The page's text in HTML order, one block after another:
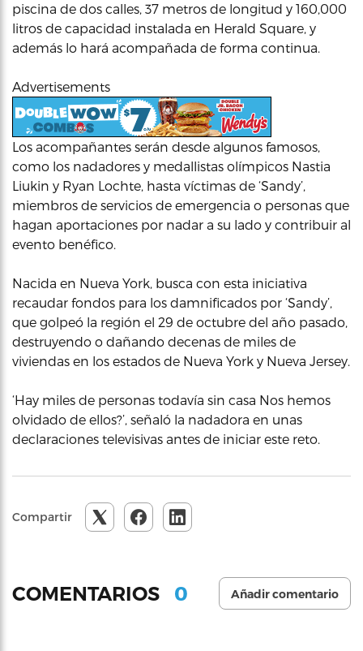
piscina de dos calles, 37 metros de longitud y 160,000
litros de capacidad instalada en Herald Square, y
además lo hará acompañada de forma continua.
Advertisements
Los acompañantes serán desde algunos famosos,
como los nadadores y medallistas olímpicos Nastia
Liukin y Ryan Lochte, hasta víctimas de ‘Sandy’,
miembros de servicios de emergencia o personas que
hagan aportaciones por nadar a su lado y contribuir al
evento benéfico.
Nacida en Nueva York, busca con esta iniciativa
recaudar fondos para los damnificados por ‘Sandy’,
que golpeó la región el 29 de octubre del año pasado,
destruyendo o dañando decenas de miles de
viviendas en los estados de Nueva York y Nueva Jersey.
‘Hay miles de personas todavía sin casa Nos hemos
olvidado de ellos?’, señaló la nadadora en unas
declaraciones televisivas antes de iniciar este reto.
Compartir
COMENTARIOS 0 Añadir comentario